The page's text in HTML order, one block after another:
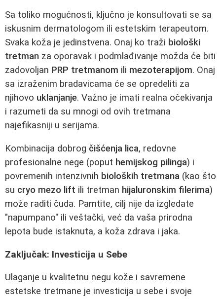
Sa toliko mogućnosti, ključno je konsultovati se sa
iskusnim dermatologom ili estetskim terapeutom.
Svaka koža je jedinstvena. Onaj ko traži biološki
tretman za oporavak i podmlađivanje možda će biti
zadovoljan PRP tretmanom ili mezoterapijom. Onaj
sa izraženim bradavicama će se opredeliti za
njihovo uklanjanje. Važno je imati realna očekivanja
i razumeti da su mnogi od ovih tretmana
najefikasniji u serijama.
Kombinacija dobrog čišćenja lica, redovne
profesionalne nege (poput hemijskog pilinga) i
povremenih intenzivnih bioloških tretmana (kao što
su cryo mezo lift ili tretman hijaluronskim filerima)
može raditi čuda. Pamtite, cilj nije da izgledate
"napumpano" ili veštački, već da vaša prirodna
lepota bude istaknuta, a koža zdrava i jaka.
Zaključak: Investicija u Sebe
Ulaganje u kvalitetnu negu kože i savremene
estetske tretmane je investicija u sebe i svoje